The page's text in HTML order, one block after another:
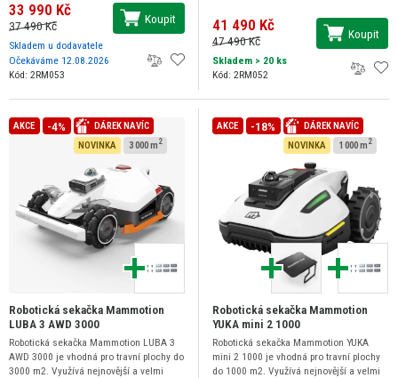
33 990 Kč
37 490 Kč
Koupit
Skladem u dodavatele
Očekáváme 12.08.2026
Kód: 2RM053
41 490 Kč
47 490 Kč
Koupit
Skladem > 20 ks
Kód: 2RM052
AKCE -4%
DÁREK NAVÍC
NOVINKA
3 000 m 2
Robotická sekačka Mammotion
LUBA 3 AWD 3000
Robotická sekačka Mammotion LUBA 3
AWD 3000 je vhodná pro travní plochy do
3000 m2. Využívá nejnovější a velmi
AKCE -18%
DÁREK NAVÍC
NOVINKA
1 000 m 2
Robotická sekačka Mammotion
YUKA mini 2 1000
Robotická sekačka Mammotion YUKA
mini 2 1000 je vhodná pro travní plochy
do 1000 m2. Využívá nejnovější a velmi